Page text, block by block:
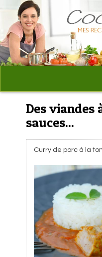
Des viandes
sauces...
Curry de porc à la